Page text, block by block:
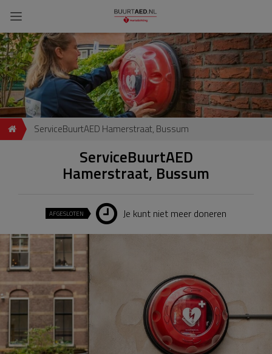
ServiceBuurtAED Hamerstraat, Bussum
ServiceBuurtAED
Hamerstraat, Bussum
AFGESLOTEN Je kunt niet meer doneren